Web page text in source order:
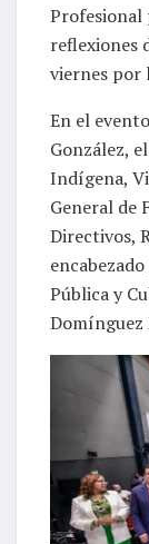
Profesional
reflexiones
viernes por
En el
González,
Indígena,
General de
Directivos,
Pública y
Domínguez